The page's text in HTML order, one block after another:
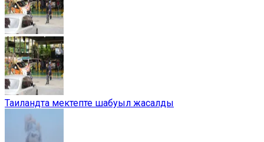
Таиландта мектепте шабуыл жасалды